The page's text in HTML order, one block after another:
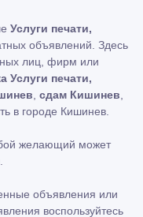
Услуги печати,
объявлений. Здесь
лиц, фирм или
Услуги печати,
сдам Кишинев
в городе Кишинев.
желающий может
объявления или
воспользуйтесь